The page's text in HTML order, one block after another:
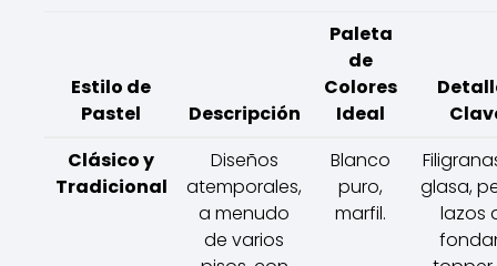
Estilo de
Pastel
Descripción
Paleta
de
Colores
Ideal
Clásico y
Tradicional
Diseños
atemporales,
a menudo
de varios
Blanco
puro,
marfil.
glasa,
lazos